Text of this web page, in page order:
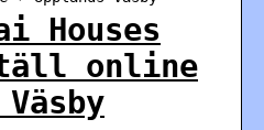
Houses
online